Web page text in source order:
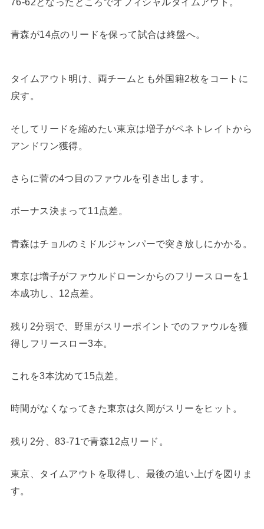
青森が14点のリードを保って試合は終盤へ。
タイムアウト明け、両チームとも外国籍2枚をコートに
戻す。
そしてリードを縮めたい東京は増子がペネトレイトから
アンドワン獲得。
さらに菅の4つ目のファウルを引き出します。
ボーナス決まって11点差。
青森はチョルのミドルジャンパーで突き放しにかかる。
東京は増子がファウルドローンからのフリースローを1
本成功し、12点差。
残り2分弱で、野里がスリーポイントでのファウルを獲
得しフリースロー3本。
これを3本沈めて15点差。
時間がなくなってきた東京は久岡がスリーをヒット。
残り2分、83-71で青森12点リード。
東京、タイムアウトを取得し、最後の追い上げを図りま
す。